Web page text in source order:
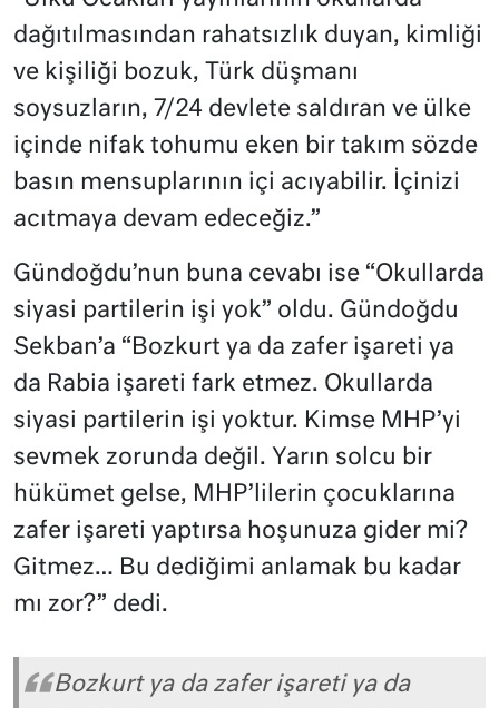
dağıtılmasından rahatsızlık duyan, kimliği
ve kişiliği bozuk, Türk düşmanı
soysuzların, 7/24 devlete saldıran ve ülke
içinde nifak tohumu eken bir takım sözde
basın mensuplarının içi acıyabilir. İçinizi
acıtmaya devam edeceğiz.”
Gündoğdu’nun buna cevabı ise “Okullarda
siyasi partilerin işi yok” oldu. Gündoğdu
Sekban’a “Bozkurt ya da zafer işareti ya
da Rabia işareti fark etmez. Okullarda
siyasi partilerin işi yoktur. Kimse MHP’yi
sevmek zorunda değil. Yarın solcu bir
hükümet gelse, MHP’lilerin çocuklarına
zafer işareti yaptırsa hoşunuza gider mi?
Gitmez… Bu dediğimi anlamak bu kadar
mı zor?” dedi.
Bozkurt ya da zafer işareti ya da